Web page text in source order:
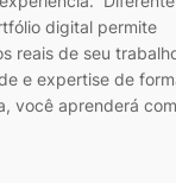
digital permite
reais de seu
e expertise de
você aprenderá